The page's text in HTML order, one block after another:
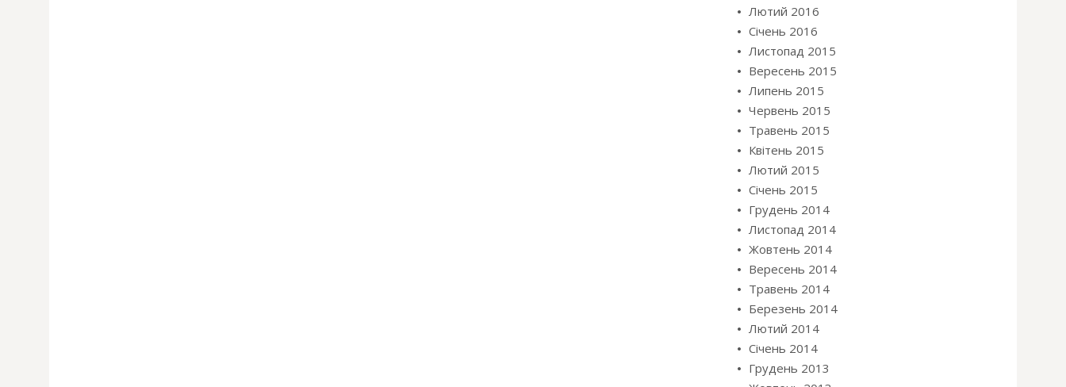
Лютий 2016
Січень 2016
Листопад 2015
Вересень 2015
Липень 2015
Червень 2015
Травень 2015
Квітень 2015
Лютий 2015
Січень 2015
Грудень 2014
Листопад 2014
Жовтень 2014
Вересень 2014
Травень 2014
Березень 2014
Лютий 2014
Січень 2014
Грудень 2013